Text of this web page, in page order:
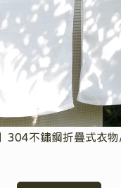
304不鏽鋼折疊式衣